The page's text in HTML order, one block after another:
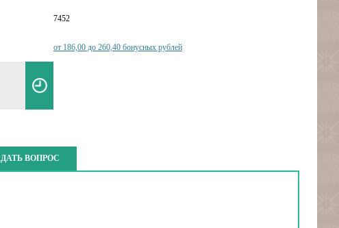
7452
от 186,00 до 260,40 бонусных рублей
ВОПРОС